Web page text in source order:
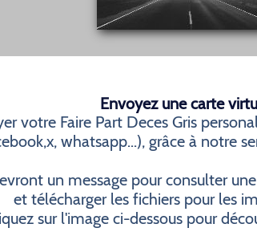
Envoyez une carte
votre Faire Part Deces Gris
whatsapp...), grâce à notre
un message pour consulter
et télécharger les fichiers pour les
sur l'image ci-dessous pour